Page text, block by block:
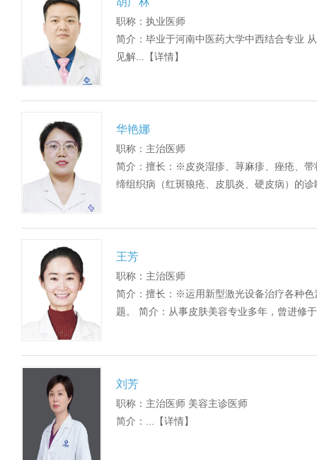
职称：执业医师
简介：毕业于河南中医药大学中西结合专业
见解...
【详情】
华艳娜
职称：主治医师
简介：擅长：※皮炎湿疹、荨麻疹、痤疮、
缔组织病（红斑狼疮、皮肌炎、硬皮病）的
王芳
职称：主治医师
简介：擅长：※运用新型激光设备治疗各种
题。 简介：从事皮肤美容专业多年，曾进修
刘芳
职称：主治医师 美容主诊医师
简介：...
【详情】